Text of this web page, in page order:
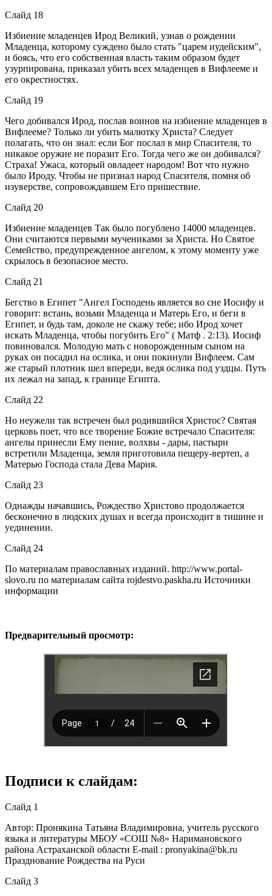
Слайд 18
Избиение младенцев Ирод Великий, узнав о рождении
Младенца, которому суждено было стать "царем иудейским",
и боясь, что его собственная власть таким образом будет
узурпирована, приказал убить всех младенцев в Вифлееме и
его окрестностях.
Слайд 19
Чего добивался Ирод, послав воинов на избиение младенцев в
Вифлееме? Только ли убить малютку Христа? Следует
полагать, что он знал: если Бог послал в мир Спасителя, то
никакое оружие не поразит Его. Тогда чего же он добивался?
Страха! Ужаса, который овладеет народом! Вот что нужно
было Ироду. Чтобы не признал народ Спасителя, помня об
изуверстве, сопровождавшем Его пришествие.
Слайд 20
Избиение младенцев Так было погублено 14000 младенцев.
Они считаются первыми мучениками за Христа. Но Святое
Семейство, предупрежденное ангелом, к этому моменту уже
скрылось в безопасное место.
Слайд 21
Бегство в Египет "Ангел Господень является во сне Иосифу и
говорит: встань, возьми Младенца и Матерь Его, и беги в
Египет, и будь там, доколе не скажу тебе; ибо Ирод хочет
искать Младенца, чтобы погубить Его" ( Матф . 2:13). Иосиф
повиновался. Молодую мать с новорожденным сыном на
руках он посадил на ослика, и они покинули Вифлеем. Сам
же старый плотник шел впереди, ведя ослика под уздцы. Путь
их лежал на запад, к границе Египта.
Слайд 22
Но неужели так встречен был родившийся Христос? Святая
церковь поет, что все творение Божие встречало Спасителя:
ангелы принесли Ему пение, волхвы - дары, пастыри
встретили Младенца, земля приготовила пещеру-вертеп, а
Матерью Господа стала Дева Мария.
Слайд 23
Однажды начавшись, Рождество Христово продолжается
бесконечно в людских душах и всегда происходит в тишине и
уединении.
Слайд 24
По материалам православных изданий. http://www.portal-
slovo.ru по материалам сайта rojdestvo.paskha.ru Источники
информации
Предварительный просмотр:
Подписи к слайдам:
Слайд 1
Автор: Пронякина Татьяна Владимировна, учитель русского
языка и литературы МБОУ «СОШ №8» Наримановского
района Астраханской области E-mail : pronyakina@bk.ru
Празднование Рождества на Руси
Слайд 3